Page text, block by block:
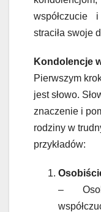
straciła swoje
Kondolencje
Pierwszym
jest słowo.
znaczenie i
rodziny w
przykładów:
–